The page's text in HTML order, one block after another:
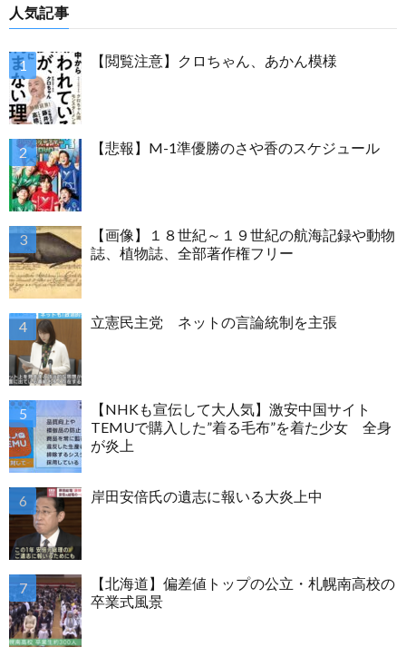
人気記事
【閲覧注意】クロちゃん、あかん模様
【悲報】M-1準優勝のさや香のスケジュール
【画像】１８世紀～１９世紀の航海記録や動物
誌、植物誌、全部著作権フリー
立憲民主党 ネットの言論統制を主張
【NHKも宣伝して大人気】激安中国サイト
TEMUで購入した”着る毛布”を着た少女 全身
が炎上
岸田安倍氏の遺志に報いる大炎上中
【北海道】偏差値トップの公立・札幌南高校の
卒業式風景